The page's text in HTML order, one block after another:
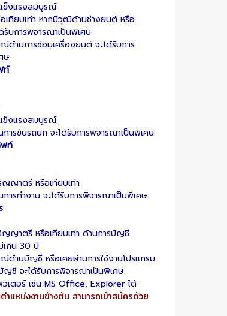
ข็งแรงสมบูรณ์
เทียบเท่า หากมีวุฒิด้านช่างยนต์ หรือ
รับการพิจารณาเป็นพิเศษ
ด้านการซ่อมเครื่องยนต์ จะได้รับการ
ษ
ท์
ข็งแรงสมบูรณ์
ารขับรถยก จะได้รับการพิจารณาเป็นพิเศษ
ฟท์
ญาตรี หรือเทียบเท่า
ารทำงาน จะได้รับการพิจารณาเป็นพิเศษ
ญาตรี หรือเทียบเท่า ด้านการบัญชี
เกิน 30 ปี
ด้านบัญชี หรือเคยผ่านการใช้งานโปรแกรม
ญชี จะได้รับการพิจารณาเป็นพิเศษ
วเตอร์ เช่น MS Office, Explorer ได้
ำแหน่งงานข้างต้น สามารถเข้าสมัครด้วย